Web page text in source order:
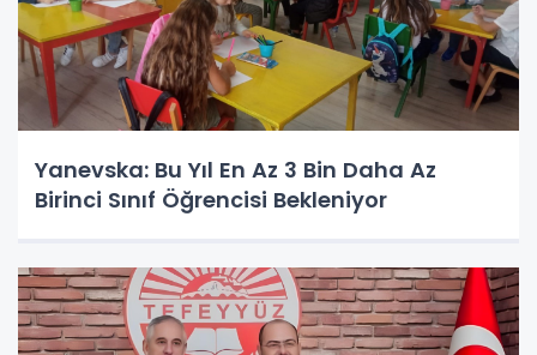
Yanevska: Bu Yıl En Az 3 Bin Daha Az
Birinci Sınıf Öğrencisi Bekleniyor